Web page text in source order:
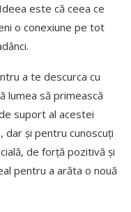
este că ceea ce
o conexiune pe tot
a te descurca cu
lumea să primească
suport al acestei
dar și pentru cunoscuți
de forță pozitivă și
pentru a arăta o nouă